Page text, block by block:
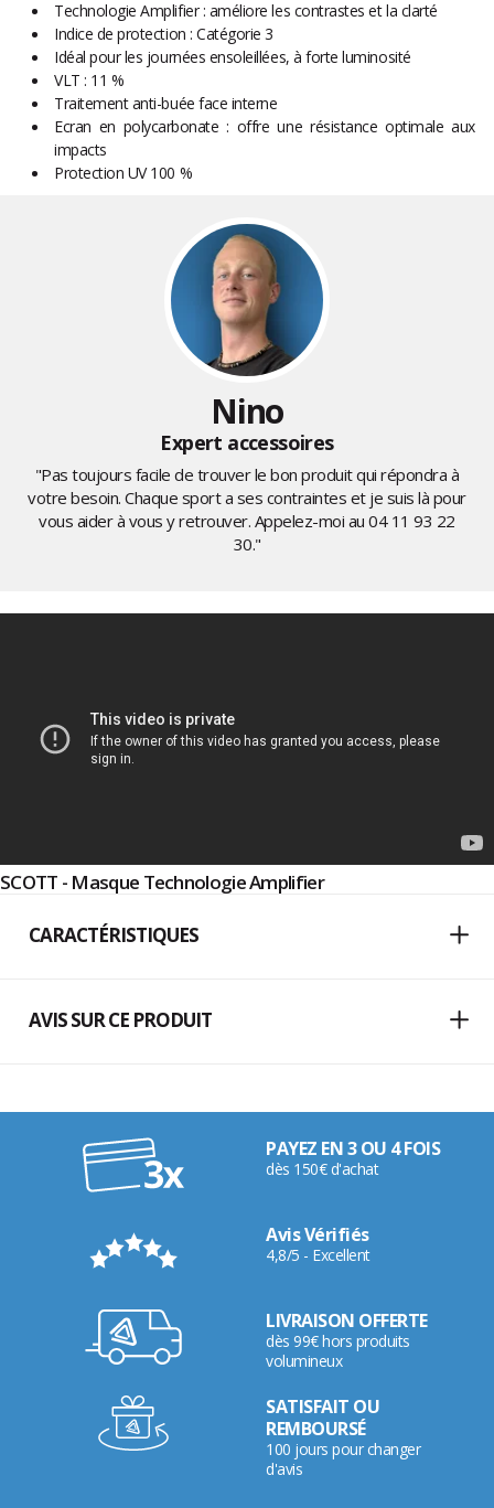
Technologie Amplifier : améliore les contrastes et la clarté
Indice de protection : Catégorie 3
Idéal pour les journées ensoleillées, à forte luminosité
VLT : 11 %
Traitement anti-buée face interne
Ecran en polycarbonate : offre une résistance optimale aux
impacts
Protection UV 100 %
Nino
Expert accessoires
"Pas toujours facile de trouver le bon produit qui répondra à
votre besoin. Chaque sport a ses contraintes et je suis là pour
vous aider à vous y retrouver. Appelez-moi au04 11 93 22
30."
SCOTT - Masque Technologie Amplifier
CARACTÉRISTIQUES
AVIS SUR CE PRODUIT
PAYEZ EN 3 OU 4 FOIS
dès 150€ d'achat
Avis Vérifiés
4,8/5 - Excellent
LIVRAISON OFFERTE
dès 99€ hors produits
volumineux
SATISFAIT OU
REMBOURSÉ
100 jours pour changer
d'avis